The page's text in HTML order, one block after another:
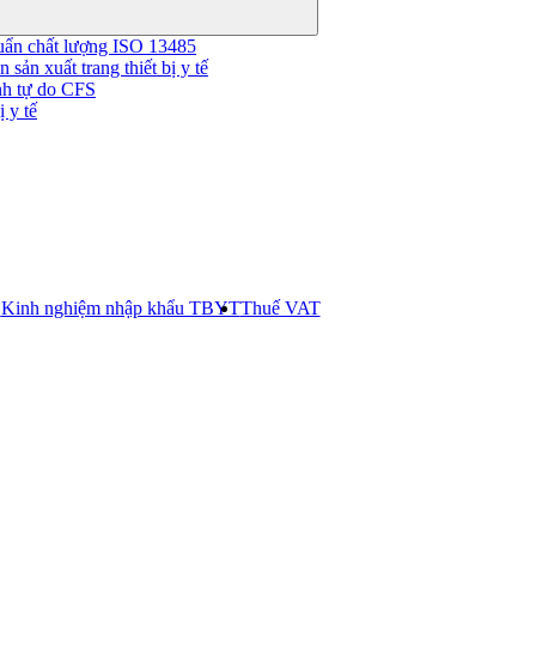
chất lượng ISO 13485
sản xuất trang thiết bị y tế
tự do CFS
y tế
Kinh nghiệm nhập khẩu TBYTThuế VAT